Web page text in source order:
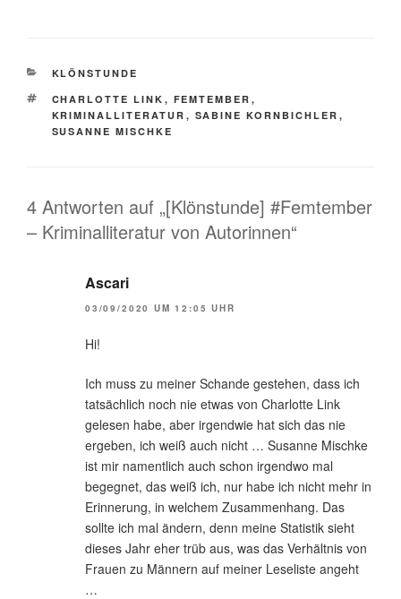
KATEGORIEN
KLÖNSTUNDE
SCHLAGWÖRTER
CHARLOTTE LINK , FEMTEMBER ,
KRIMINALLITERATUR , SABINE KORNBICHLER ,
SUSANNE MISCHKE
4 Antworten auf „[Klönstunde] #Femtember
– Kriminalliteratur von Autorinnen“
Ascari
03/09/2020 UM 12:05 UHR
Hi!
Ich muss zu meiner Schande gestehen, dass ich
tatsächlich noch nie etwas von Charlotte Link
gelesen habe, aber irgendwie hat sich das nie
ergeben, ich weiß auch nicht … Susanne Mischke
ist mir namentlich auch schon irgendwo mal
begegnet, das weiß ich, nur habe ich nicht mehr in
Erinnerung, in welchem Zusammenhang. Das
sollte ich mal ändern, denn meine Statistik sieht
dieses Jahr eher trüb aus, was das Verhältnis von
Frauen zu Männern auf meiner Leseliste angeht
…